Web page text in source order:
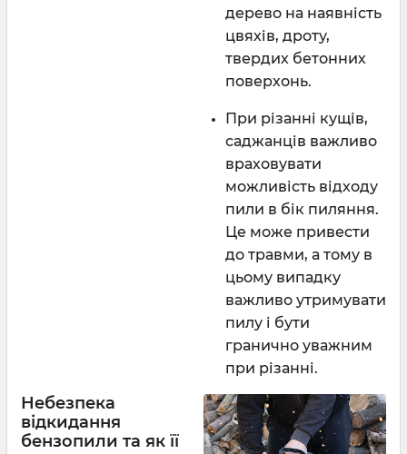
дерево на наявність
цвяхів, дроту,
твердих бетонних
поверхонь.
При різанні кущів,
саджанців важливо
враховувати
можливість відходу
пили в бік пиляння.
Це може привести
до травми, а тому в
цьому випадку
важливо утримувати
пилу і бути
гранично уважним
при різанні.
Небезпека
відкидання
бензопили та як її